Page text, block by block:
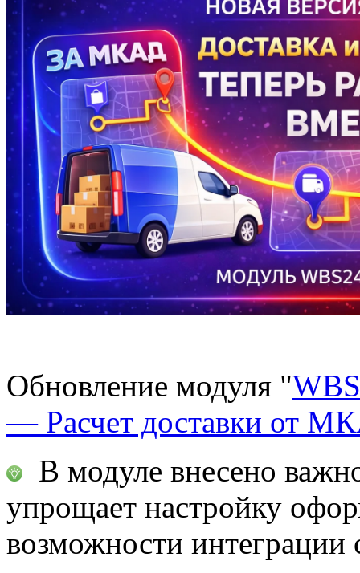
Обновление модуля "
— Расчет доставки от
В модуле внесено
упрощает настройку
возможности интеграции